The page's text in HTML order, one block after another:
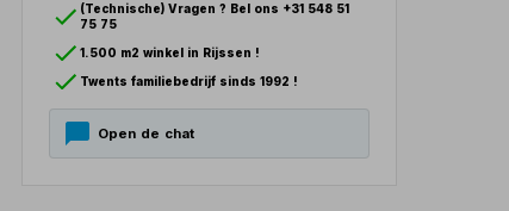
(Technische) Vragen ? Bel ons +31 548 51
75 75
1.500 m2 winkel in Rijssen !
Twents familiebedrijf sinds 1992 !
Open de chat